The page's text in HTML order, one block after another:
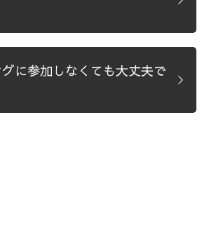
に参加しなくても大丈夫で